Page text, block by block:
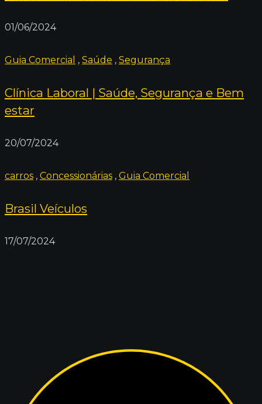
01/06/2024
Guia Comercial , Saúde , Segurança
Clínica Laboral | Saúde, Segurança e Bem
estar
20/07/2024
carros , Concessionárias , Guia Comercial
Brasil Veículos
17/07/2024